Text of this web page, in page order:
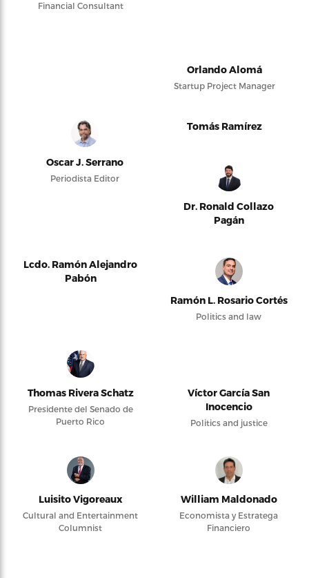
Financial Consultant
Orlando Alomá
Startup Project Manager
Oscar J. Serrano
Periodista Editor
Tomás Ramírez
Dr. Ronald Collazo
Pagán
Lcdo. Ramón Alejandro
Pabón
Ramón L. Rosario Cortés
Politics and law
Thomas Rivera Schatz
Presidente del Senado de
Puerto Rico
Víctor García San
Inocencio
Politics and justice
Luisito Vigoreaux
Cultural and Entertainment
Columnist
William Maldonado
Economista y Estratega
Financiero